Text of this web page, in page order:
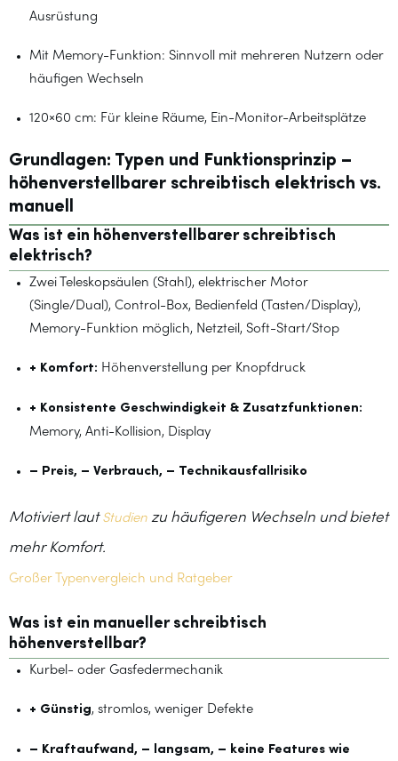
Ausrüstung
Mit Memory-Funktion: Sinnvoll mit mehreren Nutzern oder
häufigen Wechseln
120×60 cm: Für kleine Räume, Ein-Monitor-Arbeitsplätze
Grundlagen: Typen und Funktionsprinzip –
höhenverstellbarer schreibtisch elektrisch vs.
manuell
Was ist ein höhenverstellbarer schreibtisch
elektrisch?
Zwei Teleskopsäulen (Stahl), elektrischer Motor
(Single/Dual), Control-Box, Bedienfeld (Tasten/Display),
Memory-Funktion möglich, Netzteil, Soft-Start/Stop
+ Komfort: Höhenverstellung per Knopfdruck
+ Konsistente Geschwindigkeit & Zusatzfunktionen:
Memory, Anti-Kollision, Display
– Preis, – Verbrauch, – Technikausfallrisiko
Motiviert laut Studien zu häufigeren Wechseln und bietet
mehr Komfort.
Großer Typenvergleich und Ratgeber
Was ist ein manueller schreibtisch
höhenverstellbar?
Kurbel- oder Gasfedermechanik
+ Günstig, stromlos, weniger Defekte
– Kraftaufwand, – langsam, – keine Features wie